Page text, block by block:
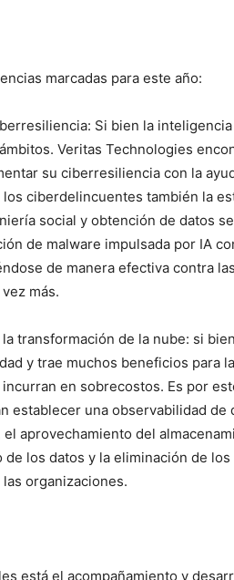
marcadas para este año:
Si bien la
Veritas Technologies
su ciberresiliencia con la
ciberdelincuentes también la
social y obtención de datos
de malware impulsada por IA
de manera efectiva contra
más.
transformación de la nube: si
y trae muchos beneficios para
en sobrecostos. Es por
establecer una observabilidad de
aprovechamiento del
los datos y la eliminación de los
organizaciones.
está el acompañamiento y